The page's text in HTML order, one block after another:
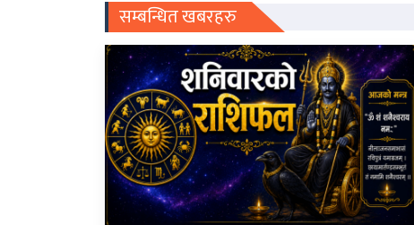
सम्बन्धित खबरहरु